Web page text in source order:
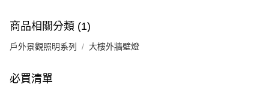
商品相關分類 (1)
戶外景觀照明系列 大樓外牆壁燈
必買清單